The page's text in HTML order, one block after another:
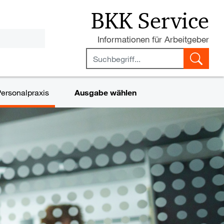
BKK Service
Informationen für Arbeitgeber
und Arbeitsrecht
Grenzen
Ausgabe wählen